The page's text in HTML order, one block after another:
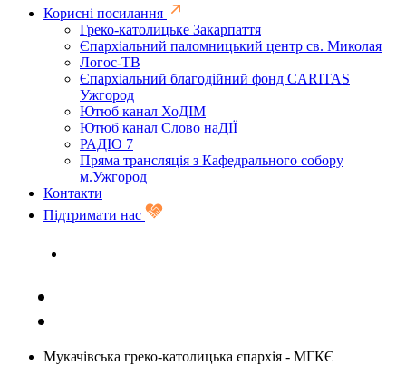
Корисні посилання
Греко-католицьке Закарпаття
Єпархіальний паломницький центр св. Миколая
Логос-ТВ
Єпархіальний благодійний фонд CARITAS
Ужгород
Ютюб канал ХоДІМ
Ютюб канал Слово наДІЇ
РАДІО 7
Пряма трансляція з Кафедрального собору
м.Ужгород
Контакти
Підтримати нас
Мукачівська греко-католицька єпархія - МГКЄ